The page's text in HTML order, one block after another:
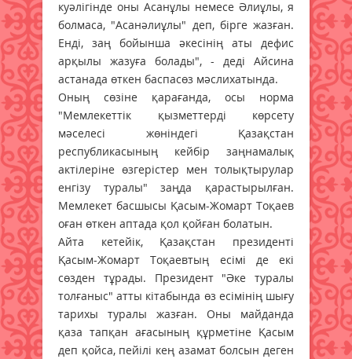
куәлігінде оны Асанұлы немесе Әлиұлы, я
болмаса, "Асанәлиұлы" деп, бірге жазған.
Енді, заң бойынша әкесінің аты дефис
арқылы жазуға болады", - деді Айсина
астанада өткен баспасөз мәслихатында.
Оның сөзіне қарағанда, осы норма
"Мемлекеттік қызметтерді көрсету
мәселесі жөніндегі Қазақстан
республикасының кейбір заңнамалық
актілеріне өзгерістер мен толықтырулар
енгізу туралы" заңда қарастырылған.
Мемлекет басшысы Қасым-Жомарт Тоқаев
оған өткен аптада қол қойған болатын.
Айта кетейік, Қазақстан президенті
Қасым-Жомарт Тоқаевтың есімі де екі
сөзден тұрады. Президент "Әке туралы
толғаныс" атты кітабында өз есімінің шығу
тарихы туралы жазған. Оны майданда
қаза тапқан ағасының құрметіне Қасым
деп қойса, пейілі кең азамат болсын деген